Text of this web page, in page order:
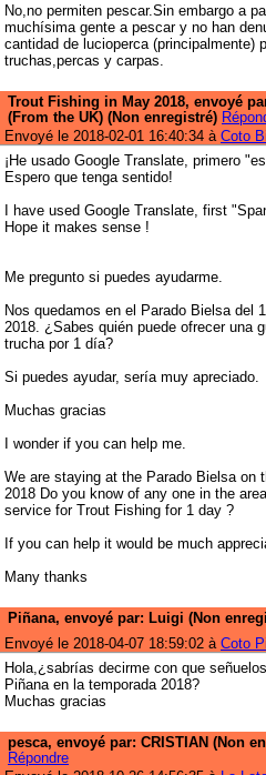
No,no permiten pescar.Sin embargo a
muchísima gente a pescar y no han
cantidad de lucioperca (principalmente)
truchas,percas y carpas.
Trout Fishing in May 2018, envoyé
(From the UK) (Non enregistré)
Envoyé le 2018-02-01 16:40:34 à Coto
¡He usado Google Translate, primero
Espero que tenga sentido!
I have used Google Translate, first
Hope it makes sense !
Me pregunto si puedes ayudarme.
Nos quedamos en el Parado Bielsa del
2018. ¿Sabes quién puede ofrecer una
trucha por 1 día?
Si puedes ayudar, sería muy apreciado.
Muchas gracias
I wonder if you can help me.
We are staying at the Parado Bielsa on
2018 Do you know of any one in the
service for Trout Fishing for 1 day ?
If you can help it would be much
Many thanks
Piñana, envoyé par: Luigi (Non
Envoyé le 2018-04-07 18:59:02 à Coto
Hola,¿sabrías decirme con que
Piñana en la temporada 2018?
Muchas gracias
pesca, envoyé par: CRISTIAN (Non
Répondre